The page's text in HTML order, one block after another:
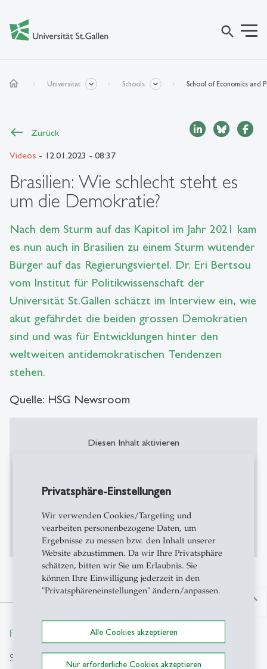
Privatsphäre-Einstellungen
Wir verwenden Cookies/Targeting und
vearbeiten personenbezogene Daten, um
Ergebnisse zu messen bzw. den Inhalt unserer
Website abzustimmen. Da wir Ihre Privatsphäre
schätzen, bitten wir Sie um Erlaubnis. Sie
können Ihre Einwilligung jederzeit in den
"Privatsphäreneinstellungen" ändern/anpassen.
Alle Cookies akzeptieren
Nur erforderliche Cookies akzeptieren
search
home Universität Schools School of Economics and
Zurück
Videos - 12.01.2023 - 08:37
Brasilien: Wie schlecht steht es
um die Demokratie?
Nach dem Sturm auf das Kapitol im Jahr 2021 kam
es nun auch in Brasilien zu einem Sturm wütender
Bürger auf das Regierungsviertel. Dr. Eri Bertsou
vom Institut für Politikwissenschaft der
Universität St.Gallen schätzt im Interview ein, wie
akut gefährdet die beiden grossen Demokratien
sind und was für Entwicklungen hinter den
weltweiten antidemokratischen Tendenzen
stehen.
Quelle: HSG Newsroom
Diesen Inhalt aktivieren
Akzeptieren Mehr
north
From insight to impact.
Suche